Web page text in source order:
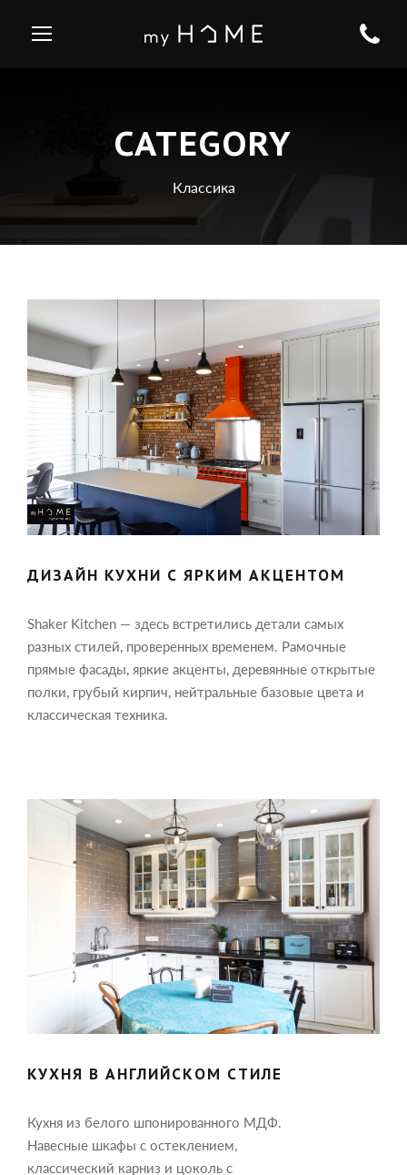
CATEGORY
Классика
ДИЗАЙН КУХНИ С ЯРКИМ АКЦЕНТОМ
Shaker Kitchen — здесь встретились детали самых
разных стилей, проверенных временем. Рамочные
прямые фасады, яркие акценты, деревянные открытые
полки, грубый кирпич, нейтральные базовые цвета и
классическая техника.
КУХНЯ В АНГЛИЙСКОМ СТИЛЕ
Кухня из белого шпонированного МДФ.
Навесные шкафы с остеклением,
классический карниз и цоколь с